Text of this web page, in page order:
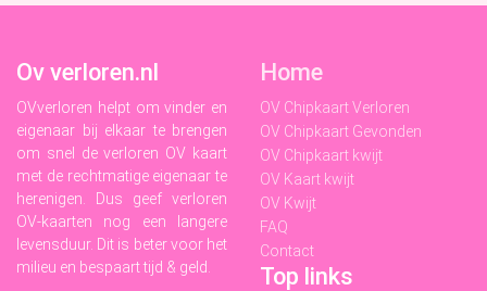
Ov verloren.nl
OVverloren helpt om vinder en
eigenaar bij elkaar te brengen
om snel de verloren OV kaart
met de rechtmatige eigenaar te
herenigen. Dus geef verloren
OV-kaarten nog een langere
levensduur. Dit is beter voor het
milieu en bespaart tijd & geld.
Home
OV Chipkaart Verloren
OV Chipkaart Gevonden
OV Chipkaart kwijt
OV Kaart kwijt
OV Kwijt
FAQ
Contact
Top links